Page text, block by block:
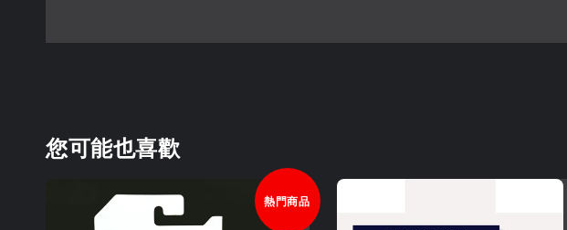
您可能也喜歡
熱門商品